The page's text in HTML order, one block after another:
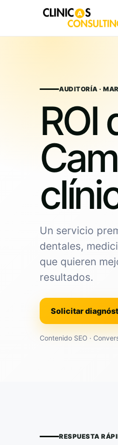
AUDITORÍA ·
ROI
Un servicio
dentales,
que quieren
resultados.
Solicitar
Contenido SEO ·
RESPUESTA